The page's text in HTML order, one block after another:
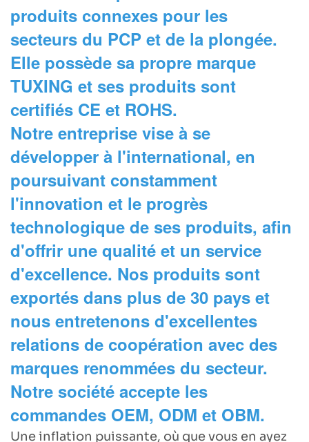
produits connexes pour les
secteurs du PCP et de la plongée.
Elle possède sa propre marque
TUXING et ses produits sont
certifiés CE et ROHS.
Notre entreprise vise à se
développer à l'international, en
poursuivant constamment
l'innovation et le progrès
technologique de ses produits, afin
d'offrir une qualité et un service
d'excellence. Nos produits sont
exportés dans plus de 30 pays et
nous entretenons d'excellentes
relations de coopération avec des
marques renommées du secteur.
Notre société accepte les
commandes OEM, ODM et OBM.
Une inflation puissante, où que vous en ayez